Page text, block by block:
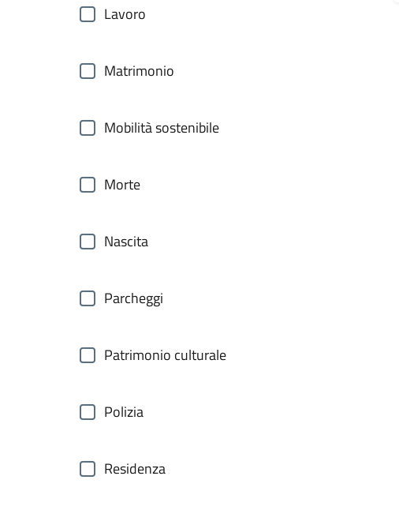
Lavoro
Matrimonio
Mobilità sostenibile
Morte
Nascita
Parcheggi
Patrimonio culturale
Polizia
Residenza